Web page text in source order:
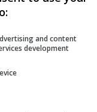
and content
development